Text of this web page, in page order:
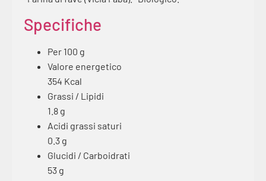
Specifiche
Per 100 g
Valore energetico
354 Kcal
Grassi / Lipidi
1.8 g
Acidi grassi saturi
0.3 g
Glucidi / Carboidrati
53 g